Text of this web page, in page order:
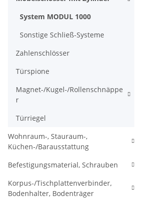
System MODUL 1000
Sonstige Schließ-Systeme
Zahlenschlösser
Türspione
Magnet-/Kugel-/Rollenschnäppe
r
Türriegel
Wohnraum-, Stauraum-,
Küchen-/Barausstattung
Befestigungsmaterial, Schrauben
Korpus-/Tischplattenverbinder,
Bodenhalter, Bodenträger